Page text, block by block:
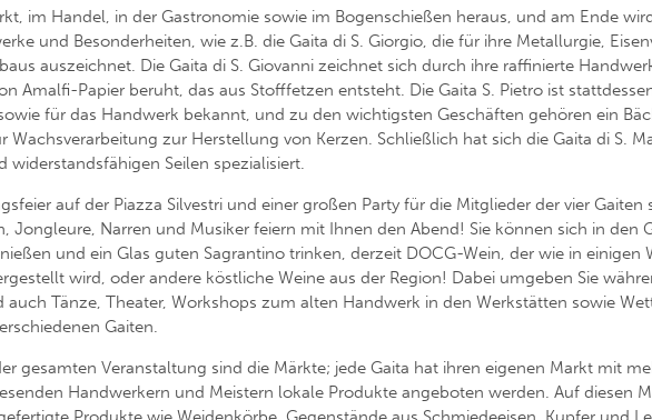
im Handel, in der Gastronomie sowie im Bogenschießen heraus, und am Ende
und Besonderheiten, wie z.B. die Gaita di S. Giorgio, die für ihre Metallurgie,
auszeichnet. Die Gaita di S. Giovanni zeichnet sich durch ihre raffinierte
Amalfi-Papier beruht, das aus Stofffetzen entsteht. Die Gaita S. Pietro ist
für das Handwerk bekannt, und zu den wichtigsten Geschäften gehören ein
Wachsverarbeitung zur Herstellung von Kerzen. Schließlich hat sich die Gaita di S.
Seilen spezialisiert.
auf der Piazza Silvestri und einer großen Party für die Mitglieder der vier
Jongleure, Narren und Musiker feiern mit Ihnen den Abend! Sie können sich in den
und ein Glas guten Sagrantino trinken, derzeit DOCG-Wein, der wie in einigen
wird, oder andere köstliche Weine aus der Region! Dabei umgeben Sie
Tänze, Theater, Workshops zum alten Handwerk in den Werkstätten sowie
Gaiten.
gesamten Veranstaltung sind die Märkte; jede Gaita hat ihren eigenen Markt mit
Handwerkern und Meistern lokale Produkte angeboten werden. Auf diesen